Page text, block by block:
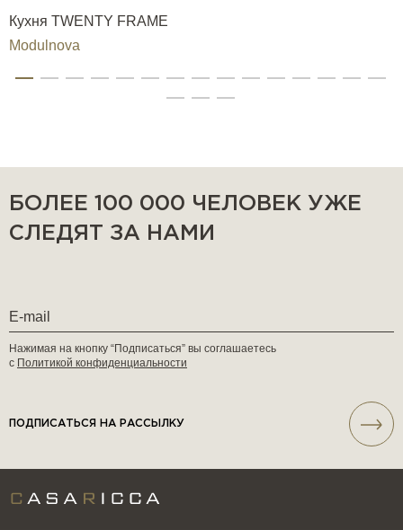
Кухня TWENTY FRAME
Modulnova
БОЛЕЕ 100 000 ЧЕЛОВЕК УЖЕ
СЛЕДЯТ ЗА НАМИ
Нажимая на кнопку “Подписаться” вы соглашаетесь
с Политикой конфиденциальности
ПОДПИСАТЬСЯ НА РАССЫЛКУ